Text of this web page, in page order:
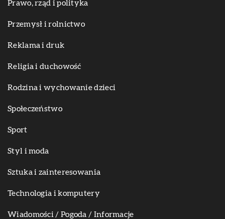
Prawo, rząd i polityka
Przemysł i rolnictwo
Reklama i druk
Religia i duchowość
Rodzina i wychowanie dzieci
Społeczeństwo
Sport
Styl i moda
Sztuka i zainteresowania
Technologia i komputery
Wiadomości / Pogoda / Informacje